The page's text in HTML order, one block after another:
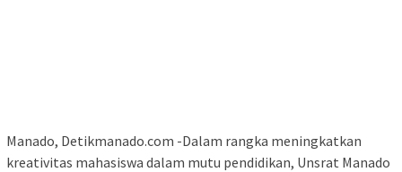
Manado, Detikmanado.com -Dalam rangka meningkatkan
kreativitas mahasiswa dalam mutu pendidikan, Unsrat Manado